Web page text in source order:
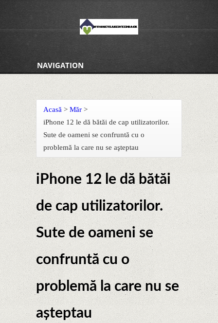
NAVIGATION
Acasă > Măr >
iPhone 12 le dă bătăi de cap utilizatorilor.
Sute de oameni se confruntă cu o
problemă la care nu se aşteptau
iPhone 12 le dă bătăi
de cap utilizatorilor.
Sute de oameni se
confruntă cu o
problemă la care nu se
aşteptau